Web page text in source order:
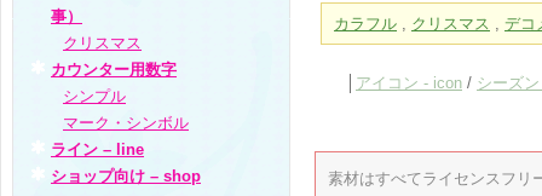
カラフル , クリスマス , デコ
アイコン - icon / シーズ
素材はすべてライセンスフリ
事）
クリスマス
カウンター用数字
シンプル
マーク・シンボル
ライン – line
ショップ向け – shop